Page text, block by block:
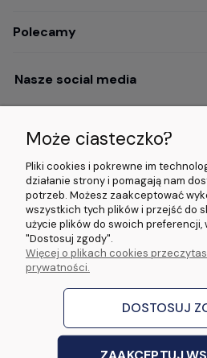
Polecamy
Nasze social media
Opinie i wyróżnienia
5.0/5.0 (5000+
opinii)
5.0/5.0
opinii)
© 2026 www.wideorejestratory24.pl. Wszelkie
Sklep własności firmy ZOYA LAB Arkadiusz
ul. Jacka Malczewskiego 2A, 65-140 Zielona
Sklep internetowy
Może ciasteczko?
Pliki cookies i pokrewne im
działanie strony i pomagają nam
potrzeb. Możesz zaakceptować
wszystkich tych plików i przejść do
użycie plików do swoich preferencji,
"Dostosuj zgody".
Więcej o plikach cookies
prywatności.
DOSTOSUJ